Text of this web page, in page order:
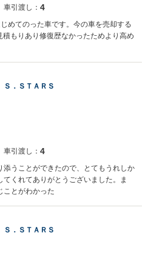
車引渡し： 4
めてのった車です。今の車を売却する
もりあり修復歴なかったためより高め
．ＳＴＡＲＳ
車引渡し： 4
添うことができたので、とてもうれしか
くれてありがとうございました。ま
ことがわかった
．ＳＴＡＲＳ